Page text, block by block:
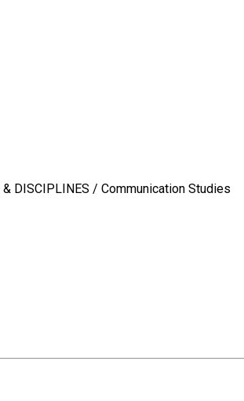
& DISCIPLINES / Communication Studies